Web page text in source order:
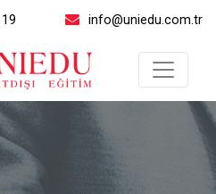
info@uniedu.com.tr